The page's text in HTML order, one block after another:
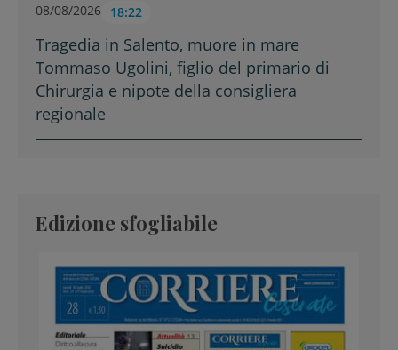
08/08/2026 18:22
Tragedia in Salento, muore in mare
Tommaso Ugolini, figlio del primario di
Chirurgia e nipote della consigliera
regionale
Edizione sfogliabile